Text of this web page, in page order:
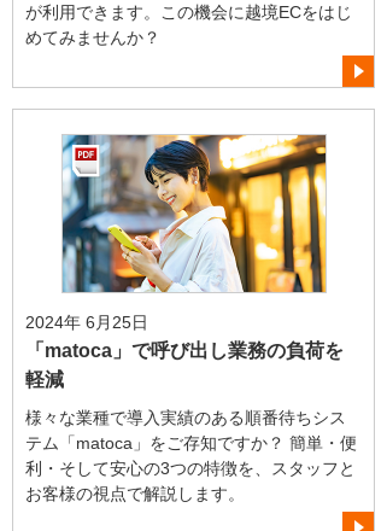
が利用できます。この機会に越境ECをはじ
めてみませんか？
2024年 6月25日
「matoca」で呼び出し業務の負荷を
軽減
様々な業種で導入実績のある順番待ちシス
テム「matoca」をご存知ですか？ 簡単・便
利・そして安心の3つの特徴を、スタッフと
お客様の視点で解説します。